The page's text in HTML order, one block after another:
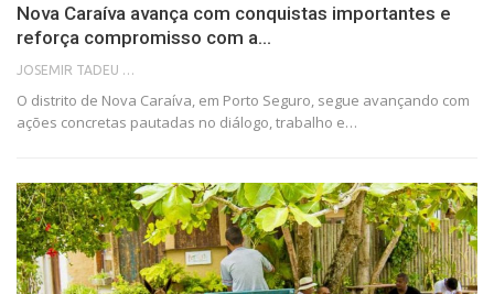
Nova Caraíva avança com conquistas importantes e
reforça compromisso com a…
O distrito de Nova Caraíva, em Porto Seguro, segue avançando com
ações concretas pautadas no diálogo, trabalho e…